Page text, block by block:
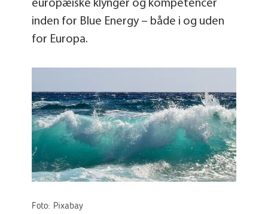
europæiske klynger og kompetencer
inden for Blue Energy – både i og uden
for Europa.
Foto: Pixabay